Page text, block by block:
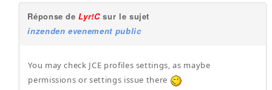
Réponse deLyr!Csur le sujet
inzenden evenement public
You may check JCE profiles settings, as maybe
permissions or settings issue there